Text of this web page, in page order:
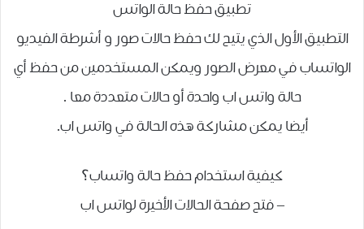
تطبيق حفظ حالة الواتس
التطبيق الأول الذي يتيح لك حفظ حالات صور و أشرطة الفيديو
الواتساب في معرض الصور ويمكن المستخدمين من حفظ أي
حالة واتس اب واحدة أو حالات متعددة معا .
أيضا يمكن مشاركة هذه الحالة في واتس اب.
كيفية استخدام حفظ حالة واتساب؟
– فتح صفحة الحالات الأخيرة لواتس اب